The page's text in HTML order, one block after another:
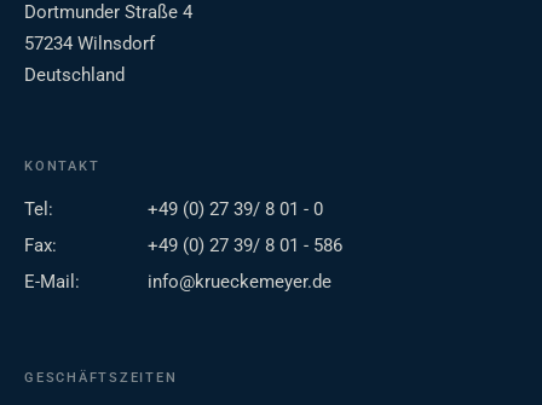
Dortmunder Straße 4
57234 Wilnsdorf
Deutschland
KONTAKT
Tel:
+49 (0) 27 39/ 8 01 - 0
Fax:
+49 (0) 27 39/ 8 01 - 586
E-Mail:
info@krueckemeyer.de
GESCHÄFTSZEITEN